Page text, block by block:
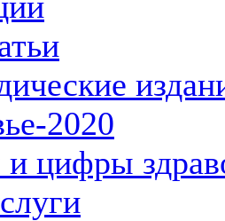
2020
цифры